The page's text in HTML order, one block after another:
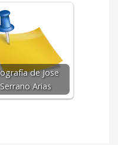
de Jose
Serrano Arias